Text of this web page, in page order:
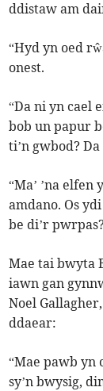
ddistaw am
“Hyd yn oed
onest.
“Da ni yn cael
bob un papur
ti’n gwbod?
“Ma’ ’na
amdano. Os
be di’r
Mae tai bwyta
iawn gan
Noel
ddaear:
“Mae pawb
sy’n bwysig,